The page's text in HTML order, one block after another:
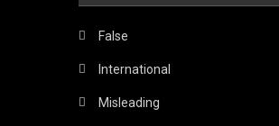
False
International
Misleading